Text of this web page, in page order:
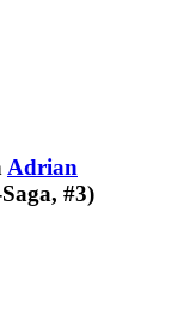
Adrian
#3)